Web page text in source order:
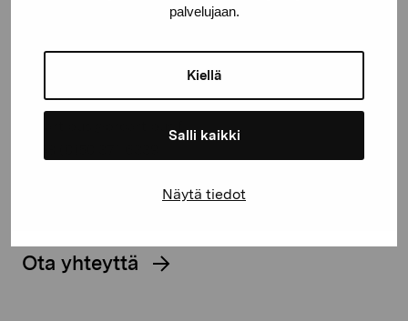
palvelujaan.
Kiellä
Salli kaikki
Näytä tiedot
Pro Artibus -säätiö
10600 Tammisaari
Ota yhteyttä